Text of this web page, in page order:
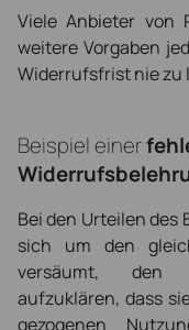
Viele Anbieter von
weitere Vorgaben
Widerrufsfrist nie zu
Beispiel einer
Bei den Urteilen des
sich um den
versäumt, den
aufzuklären, dass
gezogenen